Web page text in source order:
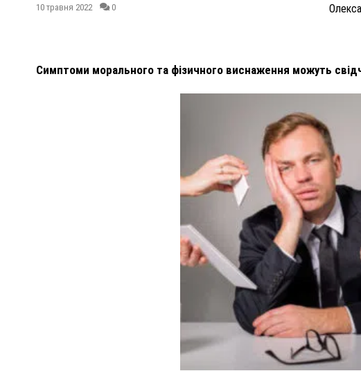
10 травня 2022 0
Симптоми морального та фізичного виснаження можуть
ПОЛІЦІЯ ПОЛТАВЩИНИ РОЗШУКУЄ 62-РІЧНУ
25